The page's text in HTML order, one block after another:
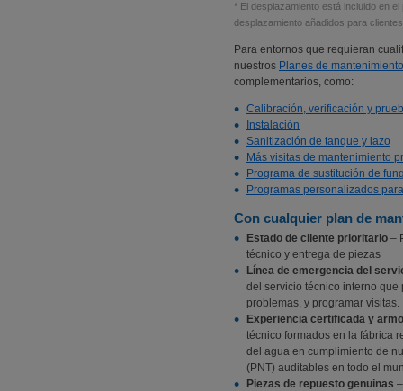
* El desplazamiento está incluido en
desplazamiento añadidos para
Para entornos que requieran
nuestros Planes de
complementarios, como:
Calibración, verificación y
Instalación
Sanitización de tanque y lazo
Más visitas de mantenimiento
Programa de sustitución de
Programas personalizados
Con cualquier plan de
Estado de cliente prioritario –
técnico y entrega de piezas
Línea de emergencia del
del servicio técnico interno
problemas, y programar visitas.
Experiencia certificada y
técnico formados en la fábrica
del agua en cumplimiento de
(PNT) auditables en todo el
Piezas de repuesto genuinas